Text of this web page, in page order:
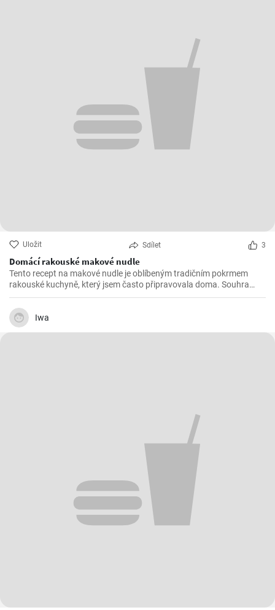
Uložit Sdílet 3
Domácí rakouské makové nudle
Tento recept na makové nudle je oblíbeným tradičním pokrmem
rakouské kuchyně, který jsem často připravovala doma. Souhra
sladkých bramborových knedlíků, křupavého máku a pikantní
skořice vytváří neodolatelný chuťový zážitek.
Iwa